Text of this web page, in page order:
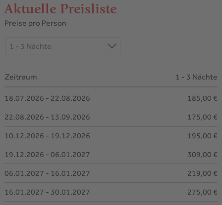
Aktuelle Preisliste
Preise pro Person
1 - 3 Nächte
Zeitraum 1 - 3 Nächte
18.07.2026 - 22.08.2026
185,00 €
22.08.2026 - 13.09.2026
175,00 €
10.12.2026 - 19.12.2026
195,00 €
19.12.2026 - 06.01.2027
309,00 €
06.01.2027 - 16.01.2027
219,00 €
16.01.2027 - 30.01.2027
275,00 €